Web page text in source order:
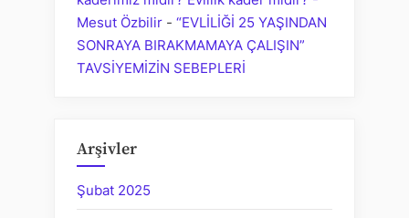
Mesut Özbilir - “EVLİLİĞİ 25 YAŞINDAN
SONRAYA BIRAKMAMAYA ÇALIŞIN”
TAVSİYEMİZİN SEBEPLERİ
Arşivler
Şubat 2025